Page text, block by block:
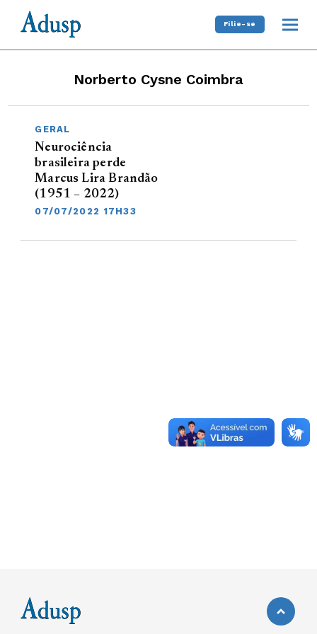
Filie-se
Norberto Cysne Coimbra
GERAL
Neurociência
brasileira perde
Marcus Lira Brandão
(1951 – 2022)
07/07/2022 17H33